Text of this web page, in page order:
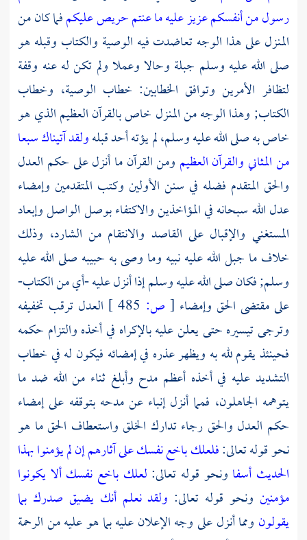
رسول من أنفسكم عزيز عليه ما عنتم حريص عليكمفما كان من
المنزل على هذا الوجه تعاضدت فيه الوصية والكتاب وقبله هو
صلى الله عليه وسلم جبلة وحالا وعملا ولم تكن له عنه وقفة
لتظافر الأمرين وتوافق الخطابين: خطاب الوصية، وخطاب
الكتاب; وهذا الوجه من المنزل خاص بالقرآن العظيم الذي هو
خاص به صلى الله عليه وسلم، لم يؤته أحد قبلهولقد آتيناك سبعا
من المثاني والقرآن العظيم ومن القرآن ما أنزل على حكم العدل
والحق المتقدم فضله في سنن الأولين وكتب المتقدمين وإمضاء
عدل الله سبحانه في المؤاخذين والاكتفاء بوصل الواصل وإبعاد
المستغني والإقبال على القاصد والانتقام من الشارد، وذلك
خلاف ما جبل الله عليه نبيه وما وصى به حبيبه صلى الله عليه
وسلم; فكان صلى الله عليه وسلم إذا أنزل عليه -أي من الكتاب-
على مقتضى الحق وإمضاء [ ص:
العدل ترقب تخفيفه
وترجى تيسيره حتى يعلن عليه بالإكراه في أخذه والتزام حكمه
فحينئذ يقوم لله به ويظهر عذره في إمضائه فيكون له في خطاب
التشديد عليه في أخذه أعظم مدح وأبلغ ثناء من الله ضد ما
يتوهمه الجاهلون، فمما أنزل إنباء عن مدحه بتوقفه على إمضاء
حكم العدل والحق رجاء تدارك الخلق واستعطاف الحق ما هو
نحو قوله تعالى:فلعلك باخع نفسك على آثارهم إن لم يؤمنوا بهذا
الحديث أسفا ونحو قوله تعالى: لعلك باخع نفسك ألا يكونوا
مؤمنين ونحو قوله تعالى: ولقد نعلم أنك يضيق صدرك بما
يقولون ومما أنزل على وجه الإعلان عليه بما هو عليه من الرحمة